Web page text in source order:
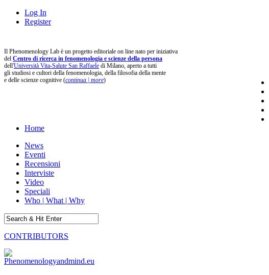
Log In
Register
Il Phenomenology Lab è un progetto editoriale on line nato per iniziativa
del Centro di ricerca in fenomenologia e scienze della persona
dell'Università Vita-Salute San Raffaele di Milano, aperto a tutti
gli studiosi e cultori della fenomenologia, della filosofia della mente
e delle scienze cognitive (continua | more)
Home
News
Eventi
Recensioni
Interviste
Video
Speciali
Who | What | Why
CONTRIBUTORS